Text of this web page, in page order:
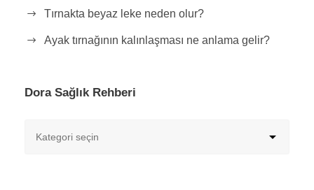
Tırnakta beyaz leke neden olur?
Ayak tırnağının kalınlaşması ne anlama gelir?
Dora Sağlık Rehberi